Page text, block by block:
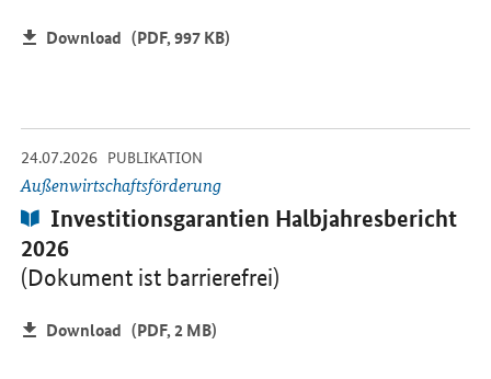
Download (PDF, 997 KB)
24.07.2026 -
PUBLIKATION
Außenwirtschaftsförderung
Publikation:
Investitionsgarantien Halbjahresbericht
2026
(Dokument ist barrierefrei)
Download (PDF, 2 MB)
Öffnet PDF "Investitionsgarantien Halbjahresbericht 2026" in